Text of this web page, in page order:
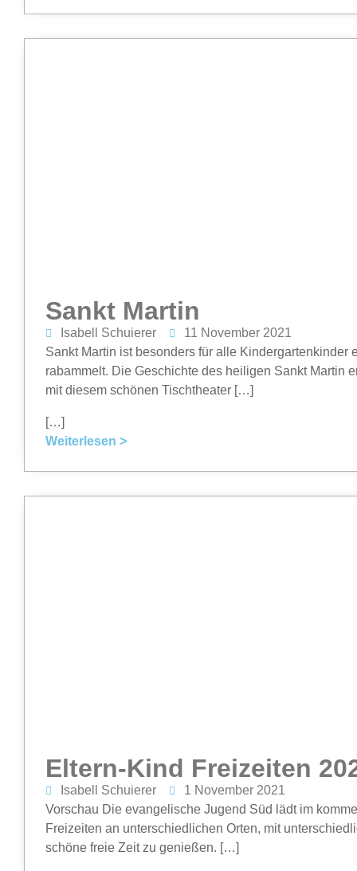
Sankt Martin
Isabell Schuierer
11 November 2021
Sankt Martin ist besonders für alle Kindergartenkinder
rabammelt. Die Geschichte des heiligen Sankt Martin
mit diesem schönen Tischtheater […]
[…]
Weiterlesen >
Eltern-Kind Freizeiten
Isabell Schuierer
1 November 2021
Vorschau Die evangelische Jugend Süd lädt im
Freizeiten an unterschiedlichen Orten, mit
schöne freie Zeit zu genießen. […]